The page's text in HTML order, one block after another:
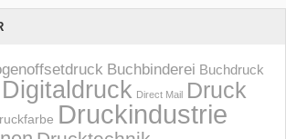
Buchbinderei Buchdruck
Digitaldruck Direct Mail Druck
Druckindustrie